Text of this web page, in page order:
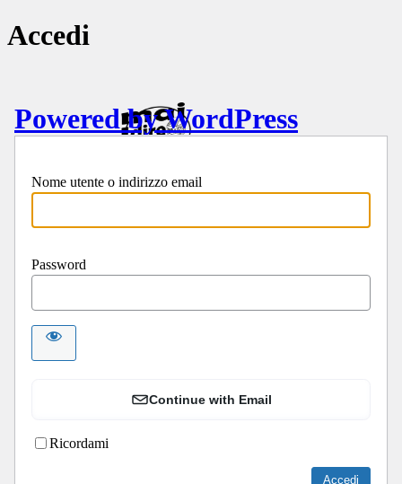
Accedi
Powered by WordPress
Nome utente o indirizzo email
Password
Continue with Email
Ricordami